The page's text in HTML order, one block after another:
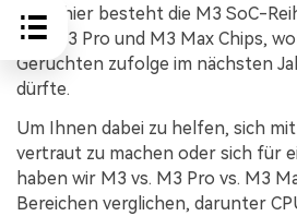
Auch hier besteht die M3 SoC-
M3, M3 Pro und M3 Max Chips,
Gerüchten zufolge im nächsten
dürfte.
Um Ihnen dabei zu helfen, sich
vertraut zu machen oder sich für
haben wir M3 vs. M3 Pro vs. M3
Bereichen verglichen, darunter